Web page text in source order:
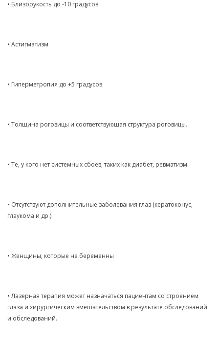
• Близорукость до -10 градусов
• Астигматизм
• Гиперметропия до +5 градусов.
• Толщина роговицы и соответствующая структура роговицы.
• Те, у кого нет системных сбоев, таких как диабет, ревматизм.
• Отсутствуют дополнительные заболевания глаз (кератоконус,
глаукома и др.)
• Женщины, которые не беременны
• Лазерная терапия может назначаться пациентам со строением
глаза и хирургическим вмешательством в результате обследований
и обследований.